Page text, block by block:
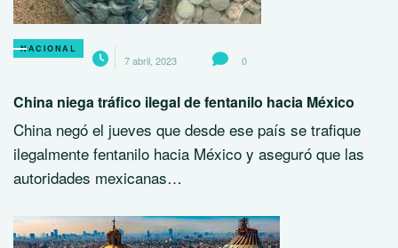
NACIONAL
7 abril, 2023 0
China niega tráfico ilegal de fentanilo hacia México
China negó el jueves que desde ese país se trafique
ilegalmente fentanilo hacia México y aseguró que las
autoridades mexicanas…